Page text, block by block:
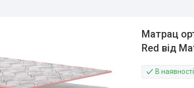
Матрац
Red від
В наявності